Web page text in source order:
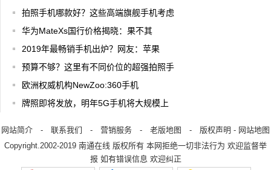
拍照手机哪款好？这些高端旗舰手机考虑
华为MateXs国行价格揭晓：果不其
2019年最畅销手机出炉？网友：苹果
预算不够？这里有不同价位的超强拍照手
欧洲权威机构NewZoo:360手机
牌照即将发放，明年5G手机将大规模上
网站简介 - 联系我们 - 营销服务 - 老版地图 - 版权声明 - 网站地图
Copyright.2002-2019 南通在线 版权所有 本网拒绝一切非法行为 欢迎监督举
报 如有错误信息 欢迎纠正